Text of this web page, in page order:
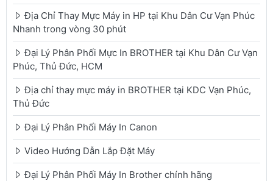
Địa Chỉ Thay Mực Máy in HP tại Khu Dân Cư Vạn Phúc
Nhanh trong vòng 30 phút
Đại Lý Phân Phối Mực In BROTHER tại Khu Dân Cư Vạn
Phúc, Thủ Đức, HCM
Địa chỉ thay mực máy in BROTHER tại KDC Vạn Phúc,
Thủ Đức
Đại Lý Phân Phối Máy In Canon
Video Hướng Dẫn Lắp Đặt Máy
Đại Lý Phân Phối Máy In Brother chính hãng